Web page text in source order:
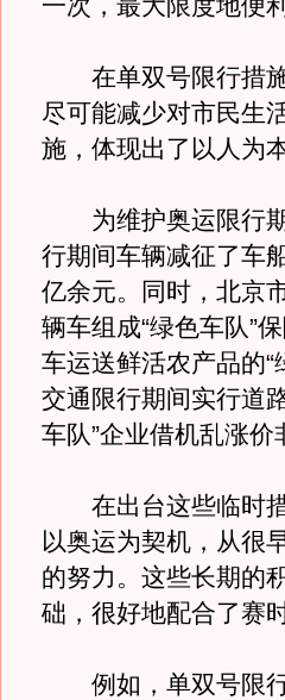
一次，最大限度地便
在单双号限行措施
尽可能减少对市民生
施，体现出了以人为
为维护奥运限行期
行期间车辆减征了车
亿余元。同时，北京
辆车组成“绿色车队”
车运送鲜活农产品的
交通限行期间实行道
车队”企业借机乱涨
在出台这些临时措
以奥运为契机，从很
的努力。这些长期的
础，很好地配合了赛
例如，单双号限行